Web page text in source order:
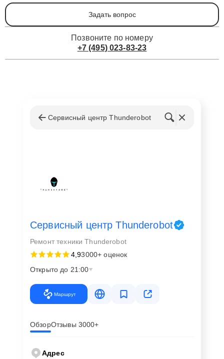
Задать вопрос
Позвоните по номеру
+7 (495) 023-83-23
Сервисный центр Thunderobot
Сервисный центр Thunderobot
Ремонт техники Thunderobot
4,93000+ оценок
Открыто до 21:00
Маршрут
ОбзорОтзывы 3000+
Адрес